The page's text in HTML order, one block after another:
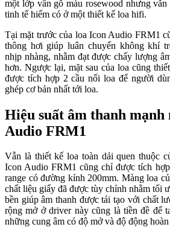
một lớp vân gỗ màu rosewood nhưng vẫn
tinh tế hiếm có ở một thiết kế loa hifi.
Tại mặt trước của loa Icon Audio FRM1
thông hơi giúp luân chuyển không khí
nhịp nhàng, nhằm đạt được chấy lượng
hơn. Ngược lại, mặt sau của loa cũng
được tích hợp 2 cầu nối loa để người
ghép cơ bản nhất tới loa.
Hiệu suất âm thanh mạnh
Audio FRM1
Vẫn là thiết kế loa toàn dải quen thuộc
Icon Audio FRM1 cũng chỉ được tích
range có đường kính 200mm. Màng loa
chất liệu giấy đã được tùy chỉnh nhằm tối
bền giúp âm thanh được tái tạo với chất
rộng mở ở driver này cũng là tiền đề để
những cung âm có độ mở và độ động hoàn